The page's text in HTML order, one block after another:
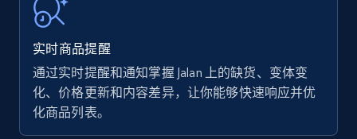
URL, Product name, Product rating, Product
rating object, Product rating max, Rating,
Author name, Asin, and more.
7.4K+ 872+ 立即开始
实时商品提醒
通过实时提醒和通知掌握 Jalan 上的缺货、变体变
化、价格更新和内容差异，让你能够快速响应并优
化商品列表。